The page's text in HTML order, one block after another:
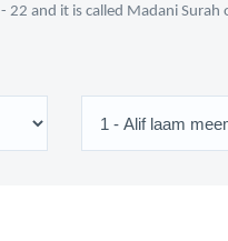
22 and it is called Madani